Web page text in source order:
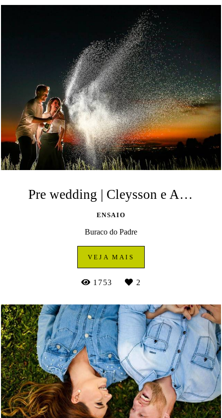
Pre wedding | Cleysson e Andressa | Buraco de Padre | Ponta Grossa
ENSAIO
Buraco do Padre
VEJA MAIS
1753 2